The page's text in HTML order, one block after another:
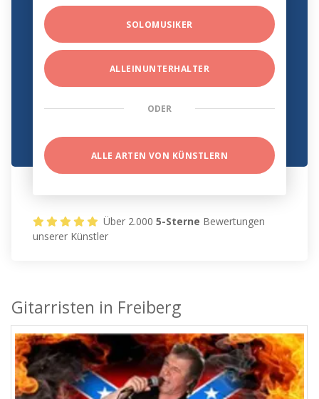
SOLOMUSIKER
ALLEINUNTERHALTER
ODER
ALLE ARTEN VON KÜNSTLERN
Über 2.0005-Sterne Bewertungen
unserer Künstler
Gitarristen in Freiberg